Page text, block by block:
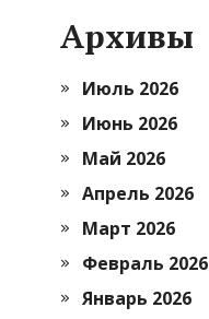
Архивы
Июль 2026
Июнь 2026
Май 2026
Апрель 2026
Март 2026
Февраль 2026
Январь 2026